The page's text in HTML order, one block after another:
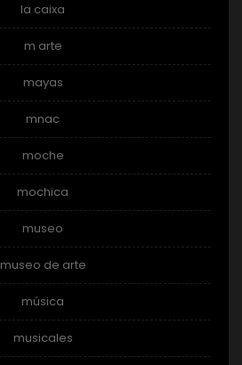
la caixa
m arte
mayas
mnac
moche
mochica
museo
museo de arte
música
musicales